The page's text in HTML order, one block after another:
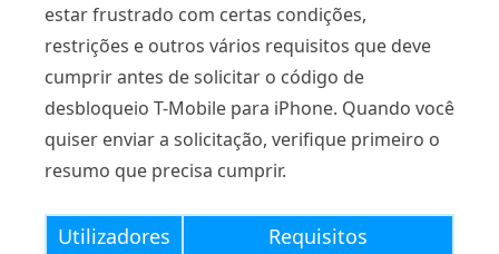
estar frustrado com certas condições,
restrições e outros vários requisitos que deve
cumprir antes de solicitar o código de
desbloqueio T-Mobile para iPhone. Quando você
quiser enviar a solicitação, verifique primeiro o
resumo que precisa cumprir.
Utilizadores Requisitos